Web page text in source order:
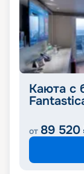
Каюта с
от 89 520